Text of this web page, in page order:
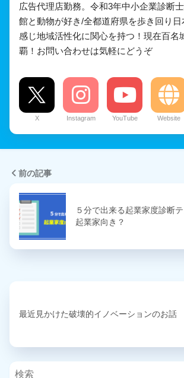
広告代理店勤務。令和3年中小企業診断
館と動物が好き/全都道府県を歩き回り
感じ地域活性化に関心を持つ！現在百名
覇！お問い合わせは気軽にどうぞ
X Instagram YouTube Website
前の記事
５分で出来る起業家度診断
起業家向き？
最近見かけた破壊的イノベーションのお話